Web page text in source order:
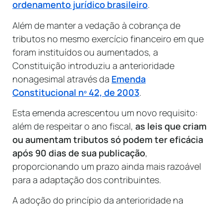
ordenamento jurídico brasileiro.
Além de manter a vedação à cobrança de
tributos no mesmo exercício financeiro em que
foram instituídos ou aumentados, a
Constituição introduziu a anterioridade
nonagesimal através da Emenda
Constitucional nº 42, de 2003.
Esta emenda acrescentou um novo requisito:
além de respeitar o ano fiscal, as leis que criam
ou aumentam tributos só podem ter eficácia
após 90 dias de sua publicação,
proporcionando um prazo ainda mais razoável
para a adaptação dos contribuintes.
A adoção do princípio da anterioridade na